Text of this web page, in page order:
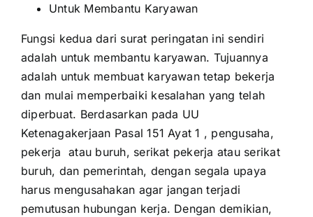
Untuk Membantu Karyawan
Fungsi kedua dari surat peringatan ini sendiri
adalah untuk membantu karyawan. Tujuannya
adalah untuk membuat karyawan tetap bekerja
dan mulai memperbaiki kesalahan yang telah
diperbuat. Berdasarkan pada UU
Ketenagakerjaan Pasal 151 Ayat 1 , pengusaha,
pekerja atau buruh, serikat pekerja atau serikat
buruh, dan pemerintah, dengan segala upaya
harus mengusahakan agar jangan terjadi
pemutusan hubungan kerja. Dengan demikian,